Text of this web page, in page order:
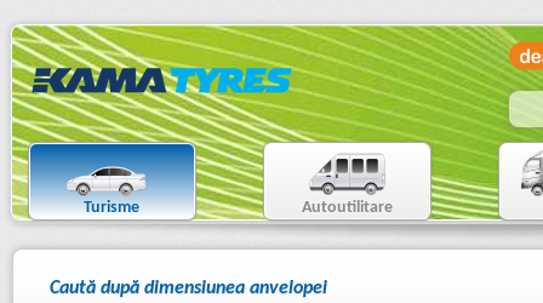
Turisme Autoutilitare
Caută după dimensiunea anvelopei